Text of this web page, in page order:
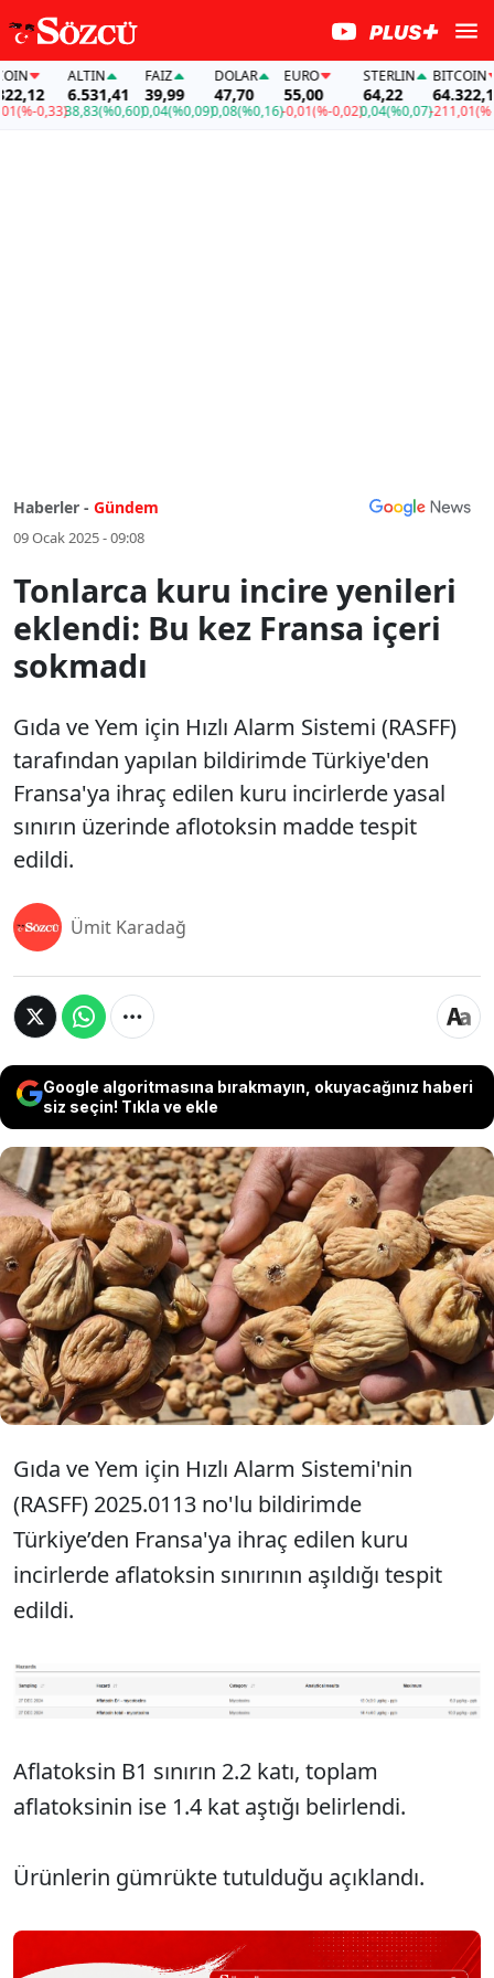
(%-0,33)
ALTIN
6.531,41
38,83(%0,60)
FAİZ
39,99
0,04(%0,09)
DOLAR
47,70
0,08(%0,16)
EURO
55,00
-0,01(%-0,02)
STERLIN
64,22
0,04(%0,07)
BITCOIN
64.322,12
-211,01(%-
Haberler - Gündem
09 Ocak 2025 - 09:08
Tonlarca kuru incire yenileri
eklendi: Bu kez Fransa içeri
sokmadı
Gıda ve Yem için Hızlı Alarm Sistemi (RASFF)
tarafından yapılan bildirimde Türkiye'den
Fransa'ya ihraç edilen kuru incirlerde yasal
sınırın üzerinde aflotoksin madde tespit
edildi.
Ümit Karadağ
Google algoritmasına bırakmayın, okuyacağınız haberi
siz seçin! Tıkla ve ekle
Gıda ve Yem için Hızlı Alarm Sistemi (RASFF)
tarafından yapılan bildirimde Türkiye'den
Fransa'ya ihraç edilen kuru incirlerde yasal
sınırın üzerinde aflotoksin madde tespit
edildi.
Gıda ve Yem için Hızlı Alarm Sistemi'nin
(RASFF) 2025.0113 no'lu bildirimde
Türkiye’den Fransa'ya ihraç edilen kuru
incirlerde aflatoksin sınırının aşıldığı tespit
edildi.
Aflatoksin B1 sınırın 2.2 katı, toplam
aflatoksinin ise 1.4 kat aştığı belirlendi.
Ürünlerin gümrükte tutulduğu açıklandı.